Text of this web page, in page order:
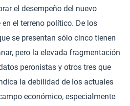
el desempeño del nuevo
el terreno político. De los
se presentan sólo cinco tienen
pero la elevada fragmentación
peronistas y otros tres que
la debilidad de los actuales
económico, especialmente